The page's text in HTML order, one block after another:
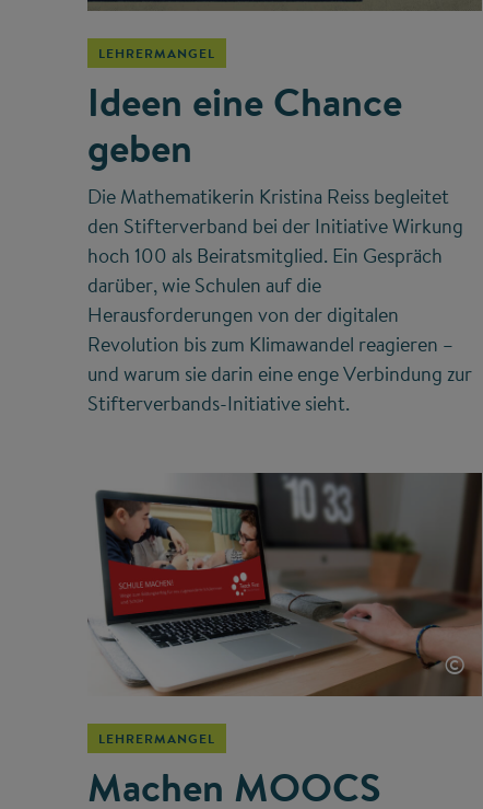
LEHRERMANGEL
Ideen eine Chance
geben
Die Mathematikerin Kristina Reiss begleitet
den Stifterverband bei der Initiative Wirkung
hoch 100 als Beiratsmitglied. Ein Gespräch
darüber, wie Schulen auf die
Herausforderungen von der digitalen
Revolution bis zum Klimawandel reagieren –
und warum sie darin eine enge Verbindung zur
Stifterverbands-Initiative sieht.
©
LEHRERMANGEL
Machen MOOCS